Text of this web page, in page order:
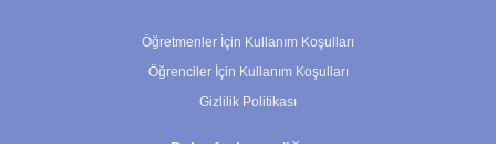
Öğretmenler İçin Kullanım Koşulları
Öğrenciler İçin Kullanım Koşulları
Gizlilik Politikası